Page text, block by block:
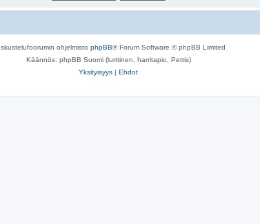
ohjelmisto phpBB® Forum Software © phpBB Limited
Käännös: phpBB Suomi (lurttinen, harritapio, Pettis)
Yksityisyys | Ehdot